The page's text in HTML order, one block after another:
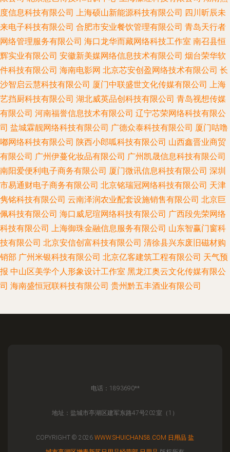
度信息科技有限公司 上海硕山新能源科技有限公司 四川昕辰未
来电子科技有限公司 合肥市安业餐饮管理有限公司 青岛天行者
网络管理服务有限公司 海口龙华而藏网络科技工作室 南召县恒
辉实业有限公司 安徽新美媒网络信息技术有限公司 烟台荣华软
件科技有限公司 海南电影网 北京芯安创盈网络技术有限公司 长
沙智启云慧科技有限公司 厦门中联盛世文化传媒有限公司 上海
艺挡厨科技有限公司 湖北威英品创科技有限公司 青岛视想传媒
有限公司 河南福誉信息技术有限公司 辽宁芯荣网络科技有限公
司 盐城霖靓网络科技有限公司 广德众泰科技有限公司 厦门咕噜
嘟网络科技有限公司 陕西小郎呱科技有限公司 山西鑫晋业商贸
有限公司 广州伊蔓化妆品有限公司 广州凯晟信息科技有限公司
南阳爱便利电子商务有限公司 厦门微讯信息科技有限公司 深圳
市易通财电子商务有限公司 北京铭瑞冠网络科技有限公司 天津
隽铭科技有限公司 云南泽润农业配套设施销售有限公司 北京巨
佩科技有限公司 海口威尼瑄网络科技有限公司 广西段先荣网络
科技有限公司 上海御珠金融信息服务有限公司 山东智赢门窗科
技有限公司 北京安信创富科技有限公司 清徐县兴东废旧磁材购
销部 广州米银科技有限公司 北京亿客建筑工程有限公司 天气预
报 中山区美学个人形象设计工作室 黑龙江奥云文化传媒有限公
司 海南盛恒冠联科技有限公司 贵州黔五丰酒业有限公司
电话：1893690**
地址：盐城市亭湖区建军东路47号202室（1）
COPYRIGHT © 2026 WWW.SHUICHAN58.COM 日用品 盐